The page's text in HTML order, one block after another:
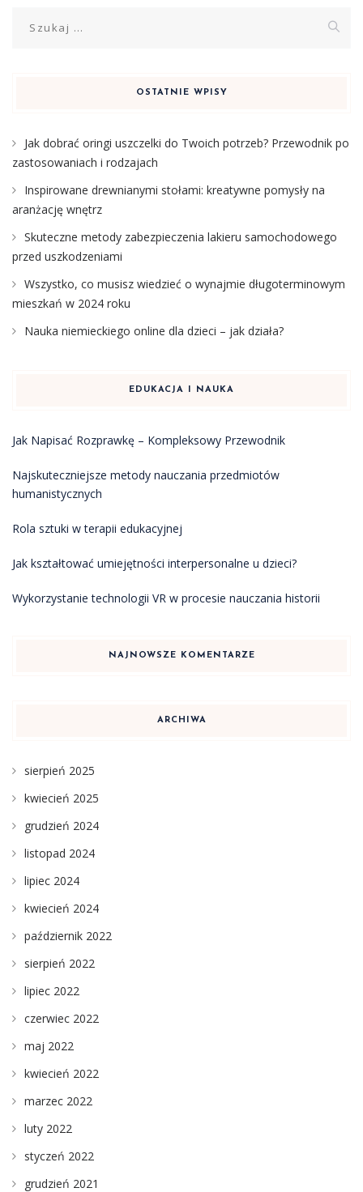
OSTATNIE WPISY
Jak dobrać oringi uszczelki do Twoich potrzeb? Przewodnik po
zastosowaniach i rodzajach
Inspirowane drewnianymi stołami: kreatywne pomysły na
aranżację wnętrz
Skuteczne metody zabezpieczenia lakieru samochodowego
przed uszkodzeniami
Wszystko, co musisz wiedzieć o wynajmie długoterminowym
mieszkań w 2024 roku
Nauka niemieckiego online dla dzieci – jak działa?
EDUKACJA I NAUKA
Jak Napisać Rozprawkę – Kompleksowy Przewodnik
Najskuteczniejsze metody nauczania przedmiotów
humanistycznych
Rola sztuki w terapii edukacyjnej
Jak kształtować umiejętności interpersonalne u dzieci?
Wykorzystanie technologii VR w procesie nauczania historii
NAJNOWSZE KOMENTARZE
ARCHIWA
sierpień 2025
kwiecień 2025
grudzień 2024
listopad 2024
lipiec 2024
kwiecień 2024
październik 2022
sierpień 2022
lipiec 2022
czerwiec 2022
maj 2022
kwiecień 2022
marzec 2022
luty 2022
styczeń 2022
grudzień 2021